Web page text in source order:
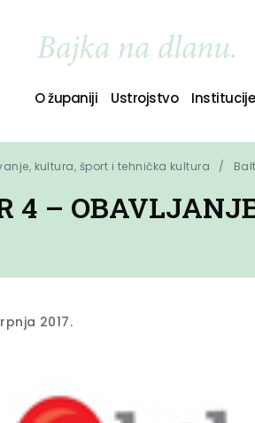
O županiji Ustrojstvo Institucije
kultura, šport i tehnička kultura
4 –
2017.